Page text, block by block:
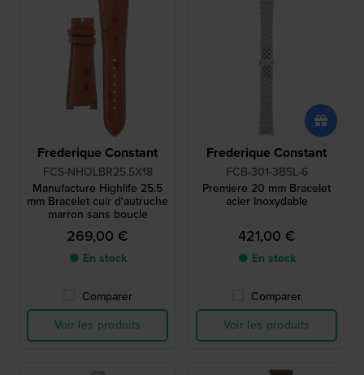
Frederique Constant
FCS-NHOLBR25.5X18
Manufacture Highlife 25.5
mm Bracelet cuir d'autruche
marron sans boucle
269,00 €
● En stock
Comparer
Voir les produits
Frederique Constant
FCB-301-3B5L-6
Premiere 20 mm Bracelet
acier Inoxydable
421,00 €
● En stock
Comparer
Voir les produits